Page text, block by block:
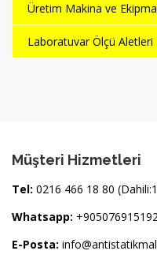
Üretim Makina ve
Laboratuvar Ölçü Aletleri
Müşteri Hizmetleri
Tel: 0216 466 18 80
Whatsapp:
E-Posta: